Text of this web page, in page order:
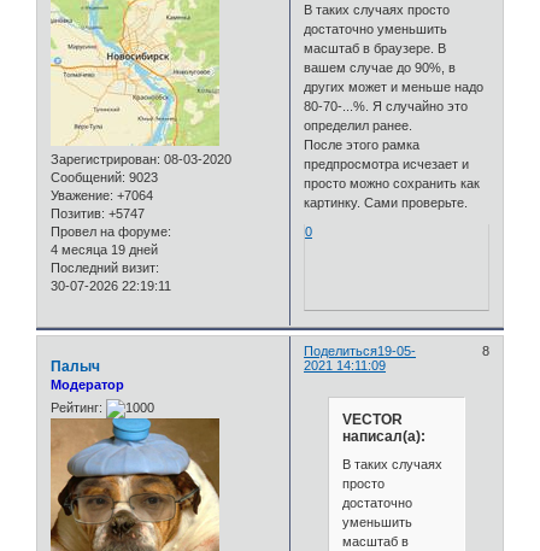
Зарегистрирован: 08-03-2020
Сообщений: 9023
Уважение: +7064
Позитив: +5747
Провел на форуме:
4 месяца 19 дней
Последний визит:
30-07-2026 22:19:11
В таких случаях просто
достаточно уменьшить
масштаб в браузере. В
вашем случае до 90%, в
других может и меньше надо
80-70-...%. Я случайно это
определил ранее.
После этого рамка
предпросмотра исчезает и
просто можно сохранить как
картинку. Сами проверьте.
0
Поделиться 8
19-05-
2021 14:11:09
Палыч
Модератор
Рейтинг:
VECTOR
написал(а):
В таких случаях
просто
достаточно
уменьшить
масштаб в